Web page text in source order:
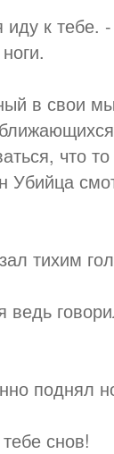
к тебе.
в свои
что
тихим
ведь
поднял
снов!